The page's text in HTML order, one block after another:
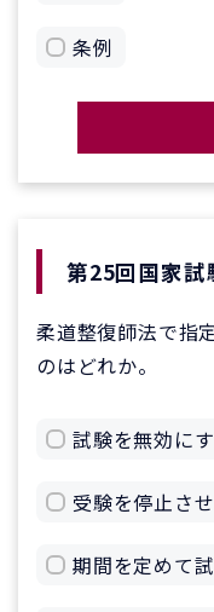
条例
第25回国家試
柔道整復師法で指
のはどれか。
試験を無効にす
受験を停止させ
期間を定めて